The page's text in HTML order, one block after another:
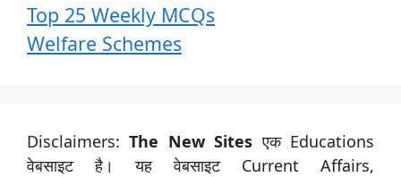
Top 25 Weekly MCQs
Welfare Schemes
Disclaimers:The New Sites एक Educations
वेबसाइट है। यह वेबसाइट Current Affairs,